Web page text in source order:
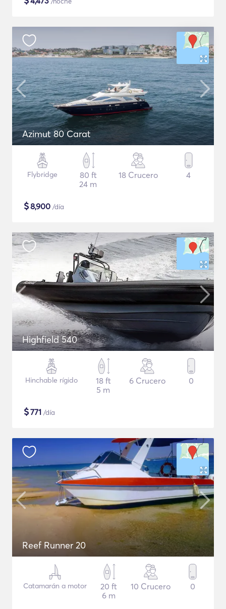
Azimut 80 Carat
Flybridge
80 ft
24 m
18 Crucero 4
$8,900 /día
Highfield 540
Hinchable rígido
18 ft
5 m
6 Crucero 0
$771 /día
Reef Runner 20
Catamarán a motor
20 ft
6 m
10 Crucero 0